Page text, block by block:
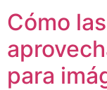
Cómo
para